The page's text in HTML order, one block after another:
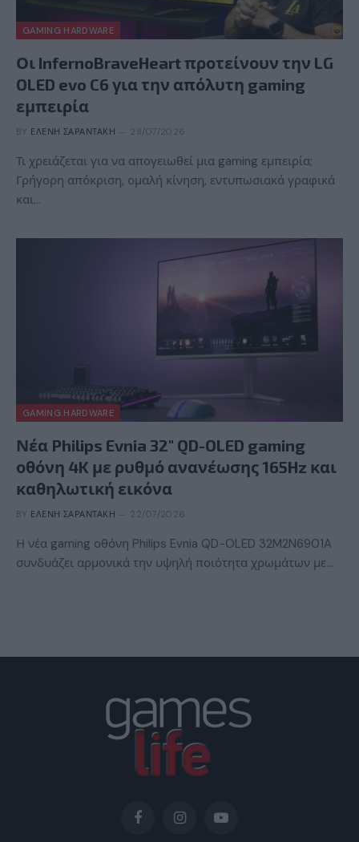
GAMING HARDWARE
Οι InfernoBraveHeart προτείνουν την LG
OLED evo C6 για την απόλυτη gaming
εμπειρία
BY ΕΛΈΝΗ ΣΑΡΑΝΤΆΚΗ 28/07/2026
Τι χρειάζεται για να απογειωθεί μια gaming εμπειρία;
Γρήγορη απόκριση, ομαλή κίνηση, εντυπωσιακά γραφικά
και…
GAMING HARDWARE
Νέα Philips Evnia 32″ QD-OLED gaming
οθόνη 4K με ρυθμό ανανέωσης 165Hz και
καθηλωτική εικόνα
BY ΕΛΈΝΗ ΣΑΡΑΝΤΆΚΗ 22/07/2026
Η νέα gaming οθόνη Philips Evnia QD-OLED 32M2N6901A
συνδυάζει αρμονικά την υψηλή ποιότητα χρωμάτων με…
FacebookInstagramYouTube